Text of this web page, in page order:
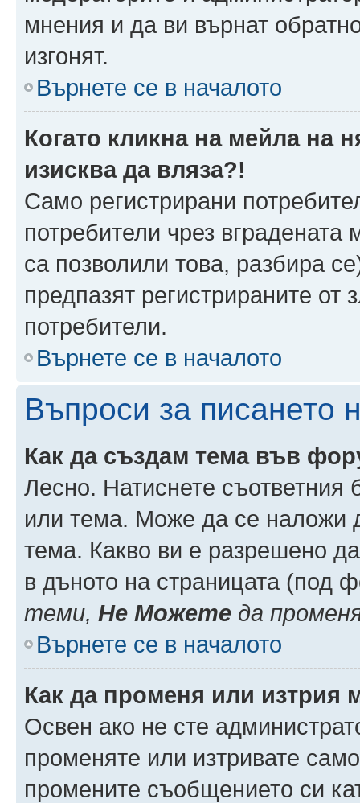
мнения и да ви върнат
изгонят.
Върнете се в началото
Когато кликна на мейла на
изисква да вляза?!
Само регистрирани
потребители чрез
са позволили това, разбира
предпазят регистрираните от
потребители.
Върнете се в началото
Въпроси за писането
Как да създам тема във
Лесно. Натиснете съответния
или тема. Може да се наложи
тема. Какво ви е разрешено
в дъното на страницата (под
теми, Не Можете да
Върнете се в началото
Как да променя или изтрия
Освен ако не сте
променяте или изтривате
промените съобщението си